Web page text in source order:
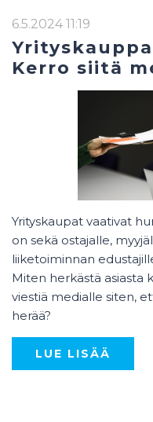
6.5.2024 11:19
Yrityskauppa
Kerro siitä
Yrityskaupat vaativat
on sekä ostajalle,
liiketoiminnan
Miten herkästä asiasta
viestiä medialle siten,
herää?
LUE LISÄÄ